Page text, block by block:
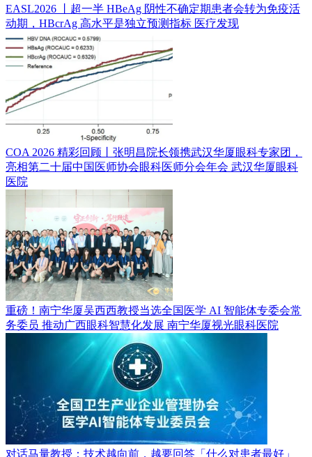
EASL2026 丨超一半 HBeAg 阴性不确定期患者会转为免疫活
动期，HBcrAg 高水平是独立预测指标 医疗发现
COA 2026 精彩回顾丨张明昌院长领携武汉华厦眼科专家团，
亮相第二十届中国医师协会眼科医师分会年会 武汉华厦眼科
医院
重磅！南宁华厦吴西西教授当选全国医学 AI 智能体专委会常
务委员 推动广西眼科智慧化发展 南宁华厦视光眼科医院
对话马量教授：技术越向前，越要回答「什么对患者最好」